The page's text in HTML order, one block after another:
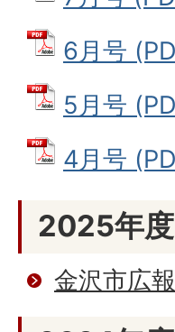
6月号
5月号
4月号
2025年度
金沢市広